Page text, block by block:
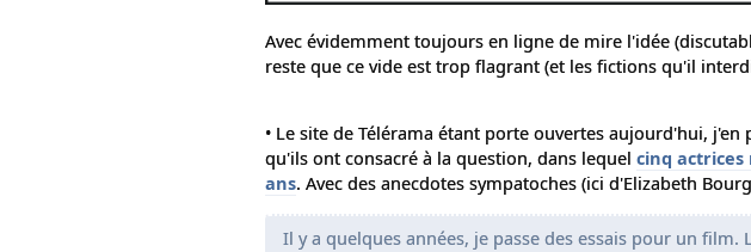
Avec évidemment toujours en ligne de mire l'idée
reste que ce vide est trop flagrant (et les fictions qu'il
• Le site de Télérama étant porte ouvertes aujourd'hui,
qu'ils ont consacré à la question, dans lequel cinq actrices
ans. Avec des anecdotes sympatoches (ici d'Elizabeth
Il y a quelques années, je passe des essais pour un